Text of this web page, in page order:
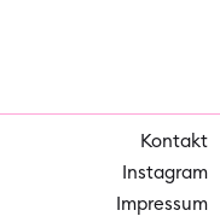
Kontakt
Instagram
Impressum